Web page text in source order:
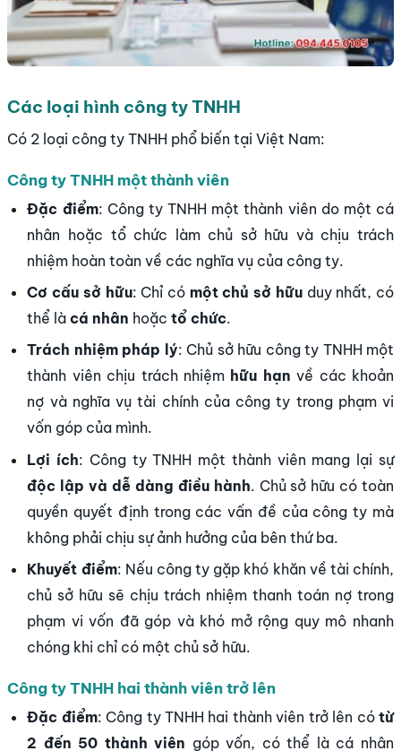
Các loại hình công ty TNHH
Có 2 loại công ty TNHH phổ biến tại Việt Nam:
Công ty TNHH một thành viên
Đặc điểm: Công ty TNHH một thành viên do một cá
nhân hoặc tổ chức làm chủ sở hữu và chịu trách
nhiệm hoàn toàn về các nghĩa vụ của công ty.
Cơ cấu sở hữu: Chỉ có một chủ sở hữuduy nhất, có
thể làcá nhân hoặctổ chức.
Trách nhiệm pháp lý: Chủ sở hữu công ty TNHH một
thành viên chịu trách nhiệm hữu hạn về các khoản
nợ và nghĩa vụ tài chính của công ty trong phạm vi
vốn góp của mình.
Lợi ích: Công ty TNHH một thành viên mang lại sự
độc lập và dễ dàng điều hành. Chủ sở hữu có toàn
quyền quyết định trong các vấn đề của công ty mà
không phải chịu sự ảnh hưởng của bên thứ ba.
Khuyết điểm: Nếu công ty gặp khó khăn về tài chính,
chủ sở hữu sẽ chịu trách nhiệm thanh toán nợ trong
phạm vi vốn đã góp và khó mở rộng quy mô nhanh
chóng khi chỉ có một chủ sở hữu.
Công ty TNHH hai thành viên trở lên
Đặc điểm: Công ty TNHH hai thành viên trở lên cótừ
2 đến 50 thành viên góp vốn, có thể là cá nhân